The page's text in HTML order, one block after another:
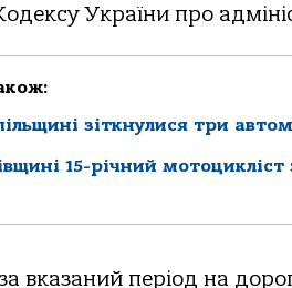
України про
зіткнулися три
15-річний мотоцикліст
вказаний період на